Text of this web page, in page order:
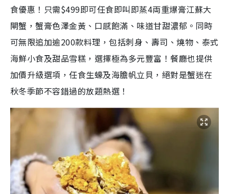
食優惠！只需$499即可任食即叫即蒸4両重爆膏江蘇大
閘蟹，蟹膏色澤金黃、口感飽滿、味道甘甜濃郁。同時
可無限追加逾200款料理，包括刺身、壽司、燒物、泰式
海鮮小食及甜品雪糕，選擇極為多元豐富！餐廳也提供
加價升級選項，任食生蠔及海膽帆立貝，絕對是蟹迷在
秋冬季節不容錯過的放題熱選！